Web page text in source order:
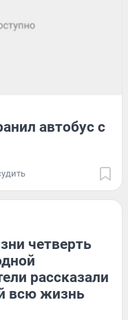
автобус с
четверть
рассказали
всю жизнь